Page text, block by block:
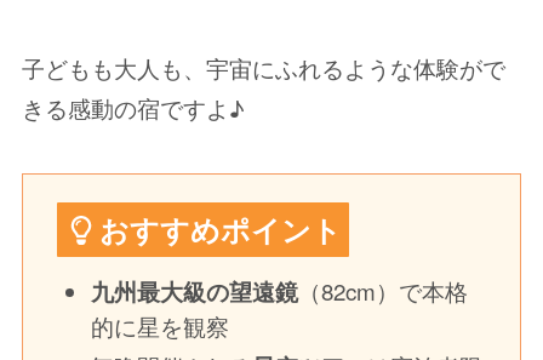
子どもも大人も、宇宙にふれるような体験がで
きる感動の宿ですよ♪
おすすめポイント
九州最大級の望遠鏡（82cm）で本格
的に星を観察